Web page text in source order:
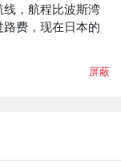
，航程比波斯湾
费，现在日本的
屏蔽